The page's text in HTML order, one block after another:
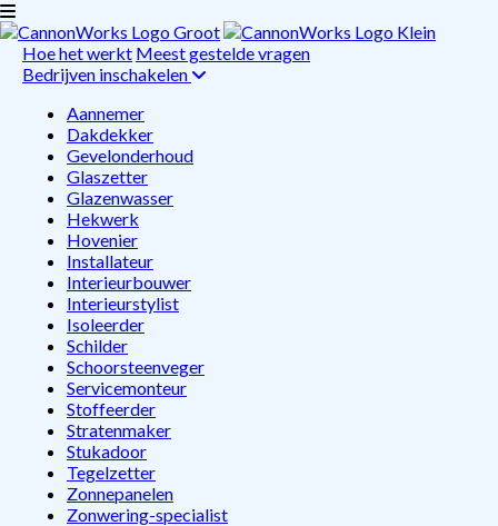
Hoe het werkt Meest gestelde vragen
Bedrijven inschakelen
Aannemer
Dakdekker
Gevelonderhoud
Glaszetter
Glazenwasser
Hekwerk
Hovenier
Installateur
Interieurbouwer
Interieurstylist
Isoleerder
Schilder
Schoorsteenveger
Servicemonteur
Stoffeerder
Stratenmaker
Stukadoor
Tegelzetter
Zonnepanelen
Zonwering-specialist